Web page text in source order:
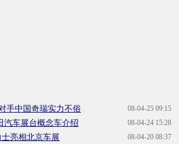
08-04-25 09:15
手中国奇瑞实力不俗
08-04-24 15:28
汽车展台概念车介绍
08-04-20 08:37
亮相北京车展